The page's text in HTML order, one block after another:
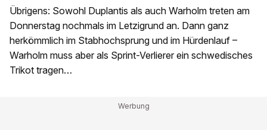
Übrigens: Sowohl Duplantis als auch Warholm treten am
Donnerstag nochmals im Letzigrund an. Dann ganz
herkömmlich im Stabhochsprung und im Hürdenlauf –
Warholm muss aber als Sprint-Verlierer ein schwedisches
Trikot tragen…